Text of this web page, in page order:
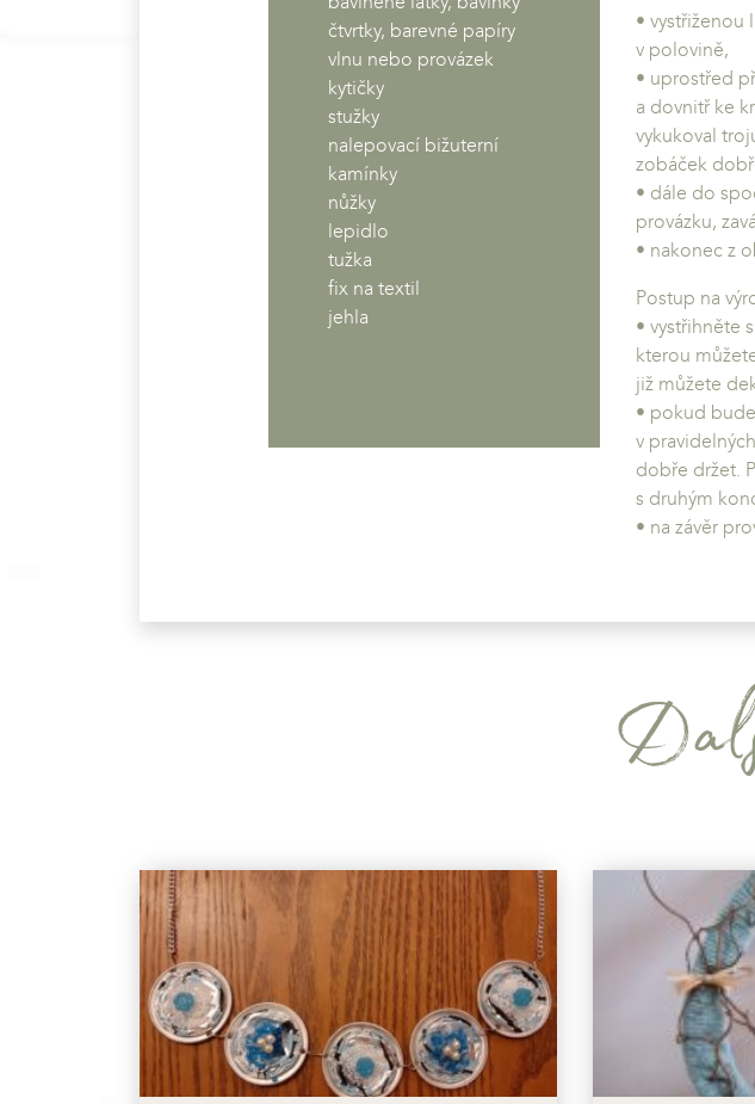
čtvrtky, barevné papíry
vlnu nebo provázek
kytičky
stužky
nalepovací bižuterní
kamínky
nůžky
lepidlo
tužka
fix na textil
jehla
• vystřiženou
v polovině,
• uprostřed
a dovnitř ke
vykukoval
zobáček
• dále do
provázku,
• nakonec z
Postup na
• vystřihněte
kterou
již můžete
• pokud
v
dobře držet.
s druhým
• na závěr